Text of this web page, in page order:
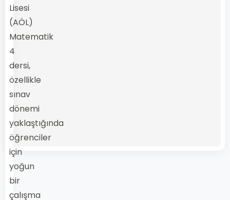
Lisesi
(AÖL)
Matematik
4
dersi,
özellikle
sınav
dönemi
yaklaştığında
öğrenciler
için
yoğun
bir
çalışma